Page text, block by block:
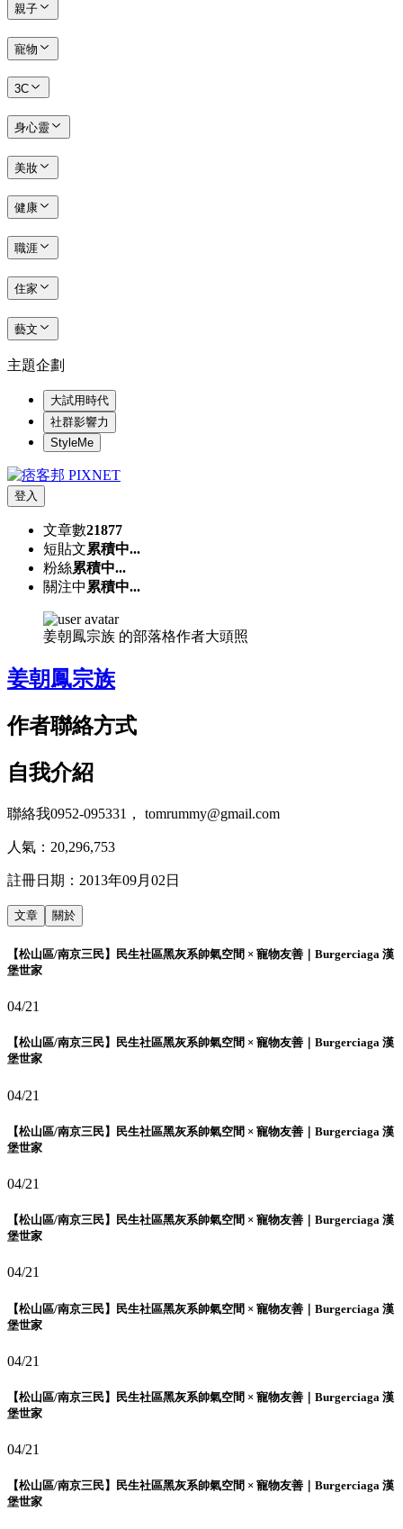
親子
寵物
3C
身心靈
美妝
健康
職涯
住家
藝文
主題企劃
大試用時代
社群影響力
StyleMe
登入
文章數21877
短貼文累積中...
粉絲累積中...
關注中 累積中...
姜朝鳳宗族 的部落格作者大頭照
姜朝鳳宗族
作者聯絡方式
自我介紹
聯絡我0952-095331， tomrummy@gmail.com
人氣： 20,296,753
註冊日期： 2013年09月02日
文章 關於
【松山區/南京三民】民生社區黑灰系帥氣空間 × 寵物友善｜Burgerciaga 漢
堡世家
04/21
【松山區/南京三民】民生社區黑灰系帥氣空間 × 寵物友善｜Burgerciaga 漢
堡世家
04/21
【松山區/南京三民】民生社區黑灰系帥氣空間 × 寵物友善｜Burgerciaga 漢
堡世家
04/21
【松山區/南京三民】民生社區黑灰系帥氣空間 × 寵物友善｜Burgerciaga 漢
堡世家
04/21
【松山區/南京三民】民生社區黑灰系帥氣空間 × 寵物友善｜Burgerciaga 漢
堡世家
04/21
【松山區/南京三民】民生社區黑灰系帥氣空間 × 寵物友善｜Burgerciaga 漢
堡世家
04/21
【松山區/南京三民】民生社區黑灰系帥氣空間 × 寵物友善｜Burgerciaga 漢
堡世家